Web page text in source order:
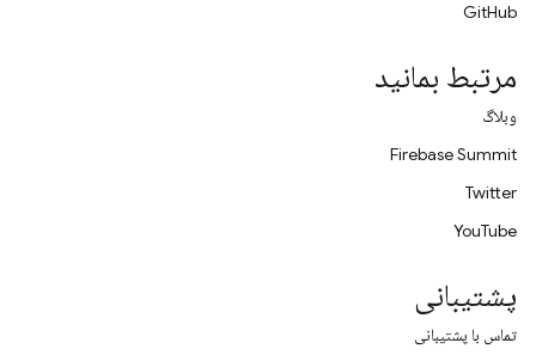
GitHub
مرتبط بمانید
وبلاگ
Firebase Summit
Twitter
YouTube
پشتیبانی
تماس با پشتیبانی